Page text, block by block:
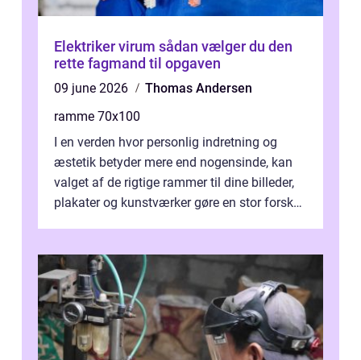
Elektriker virum sådan vælger du den
rette fagmand til opgaven
09 june 2026
Thomas Andersen
ramme 70x100
I en verden hvor personlig indretning og
æstetik betyder mere end nogensinde, kan
valget af de rigtige rammer til dine billeder,
plakater og kunstværker gøre en stor forskel.